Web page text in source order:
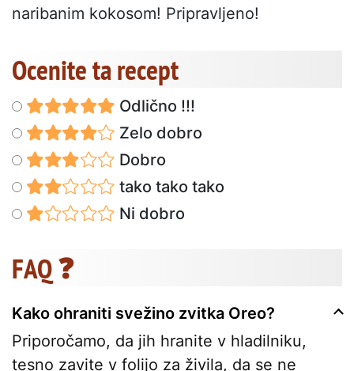
naribanim kokosom! Pripravljeno!
Ocenite ta recept
Odlično !!!
Zelo dobro
Dobro
tako tako tako
Ni dobro
FAQ ❓
Kako ohraniti svežino zvitka Oreo?
Priporočamo, da jih hranite v hladilniku,
tesno zavite v folijo za živila, da se ne